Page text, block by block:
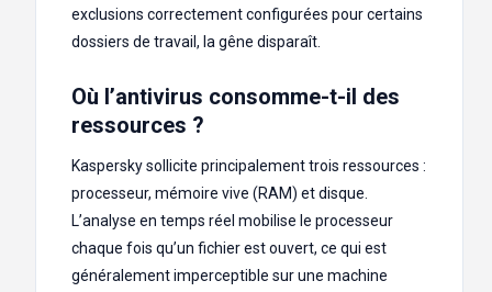
exclusions correctement configurées pour certains
dossiers de travail, la gêne disparaît.
Où l’antivirus consomme-t-il des
ressources ?
Kaspersky sollicite principalement trois ressources :
processeur, mémoire vive (RAM) et disque.
L’analyse en temps réel mobilise le processeur
chaque fois qu’un fichier est ouvert, ce qui est
généralement imperceptible sur une machine